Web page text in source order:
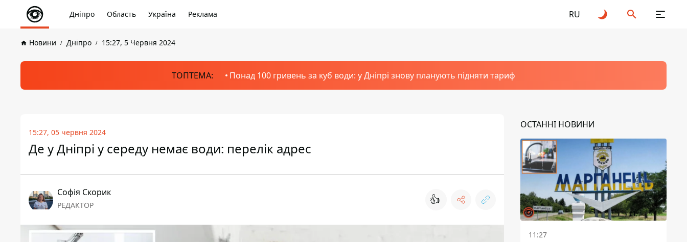
Дніпро Область Україна Реклама RU
Новини Дніпро 15:27, 5 Червня 2024
ТОПТЕМА: Понад 100 гривень за куб води: у Дніпрі знову планують підняти тариф
15:27, 05 червня 2024
Де у Дніпрі у середу немає води: перелік адрес
Софія Скорик
РЕДАКТОР 👍
ОСТАННІ НОВИНИ
11:27